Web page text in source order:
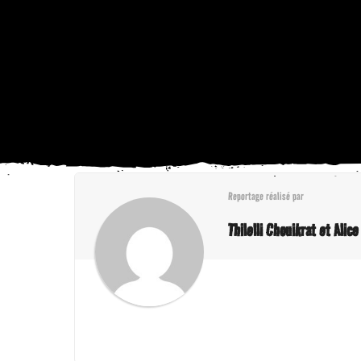
Reportage réalisé par
Thilelli Chouikrat et